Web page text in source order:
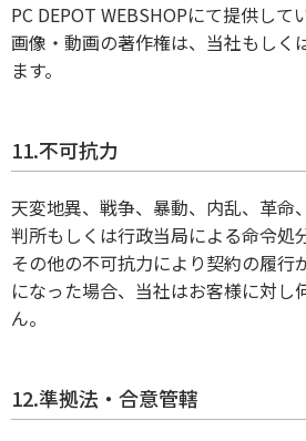
PC DEPOT WEBSHOPにて提供して
画像・動画の著作権は、当社もしく
ます。
11.不可抗力
天変地異、戦争、暴動、内乱、革命
判所もしくは行政当局による命令処
その他の不可抗力により契約の履行
になった場合、当社はお客様に対し
ん。
12.準拠法・合意管轄